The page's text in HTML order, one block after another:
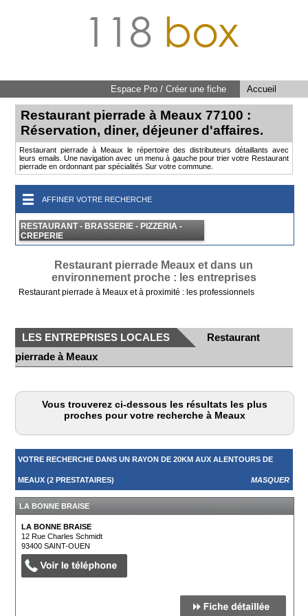
118 box
Accueil
Espace Pro / Créer une fiche
Restaurant pierrade à Meaux 77100 :
Réservation, diner, déjeuner d'affaires.
Restaurant pierrade à Meaux le répertoire des distributeurs détaillants avec
leurs emails. Une navigation avec un menu à gauche pour trier votre Restaurant
pierrade en ordonnant par spécialités Sur votre commune.
AFFINER VOTRE RECHERCHE
RESTAURANT - BRASSERIE - PIZZERIA -
CREPERIE
Restaurant pierrade Meaux et dans un
environnement proche : les entreprises
Restaurant pierrade à Meaux et à proximité : les professionnels
LES ENTREPRISES LOCALES
Restaurant
pierrade à Meaux
Vous trouverez ci-dessous les résultats les plus
proches pour votre recherche à Meaux
VOTRE RECHERCHE DANS UN RAYON DE 20KM AUX ALENTOURS DE
MEAUX (2 PRESTATAIRES) MASQUER
LA BONNE BRAISE
LA BONNE BRAISE
12 Rue Charles Schmidt
93400SAINT-OUEN